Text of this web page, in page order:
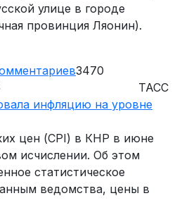
улице в городе
провинция Ляонин).
3470
ТАСС
инфляцию на уровне
цен (CPI) в КНР в июне
исчислении. Об этом
статистическое
ведомства, цены в